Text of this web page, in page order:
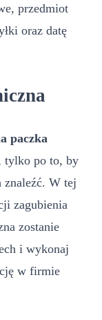
przedmiot
oraz datę
paczka
tylko po to, by
znaleźć. W tej
zagubienia
zostanie
i wykonaj
w firmie